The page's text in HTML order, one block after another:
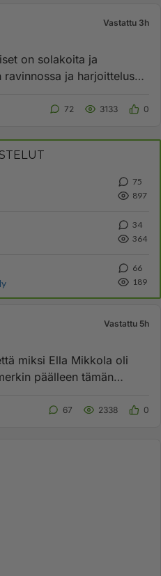
Vastattu 3h
on solakoita ja
72 3133 0
75
897
34
364
66
189
Vastattu 5h
miksi Ella Mikkola oli
päälleen tämän
67 2338 0